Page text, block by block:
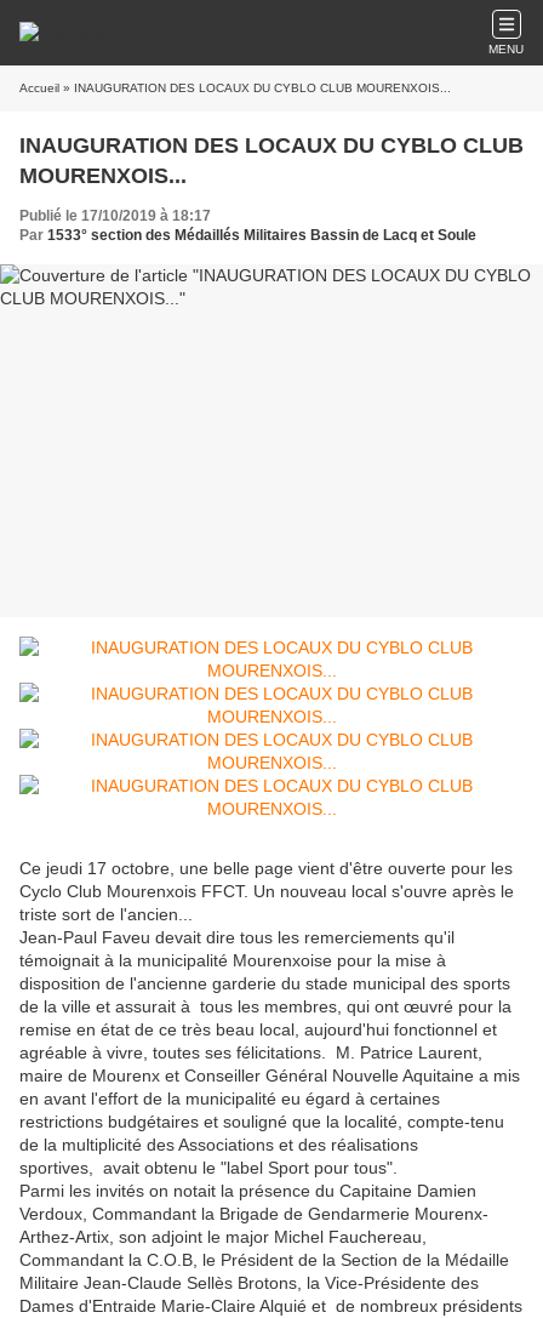
MENU
Accueil » INAUGURATION DES LOCAUX DU CYBLO CLUB MOURENXOIS...
INAUGURATION DES LOCAUX DU CYBLO CLUB
MOURENXOIS...
Publié le 17/10/2019 à 18:17
Par 1533° section des Médaillés Militaires Bassin de Lacq et Soule
Ce jeudi 17 octobre, une belle page vient d'être ouverte pour les
Cyclo Club Mourenxois FFCT. Un nouveau local s'ouvre après le
triste sort de l'ancien...
Jean-Paul Faveu devait dire tous les remerciements qu'il
témoignait à la municipalité Mourenxoise pour la mise à
disposition de l'ancienne garderie du stade municipal des sports
de la ville et assurait à tous les membres, qui ont œuvré pour la
remise en état de ce très beau local, aujourd'hui fonctionnel et
agréable à vivre, toutes ses félicitations. M. Patrice Laurent,
maire de Mourenx et Conseiller Général Nouvelle Aquitaine a mis
en avant l'effort de la municipalité eu égard à certaines
restrictions budgétaires et souligné que la localité, compte-tenu
de la multiplicité des Associations et des réalisations
sportives, avait obtenu le "label Sport pour tous".
Parmi les invités on notait la présence du Capitaine Damien
Verdoux, Commandant la Brigade de Gendarmerie Mourenx-
Arthez-Artix, son adjoint le major Michel Fauchereau,
Commandant la C.O.B, le Président de la Section de la Médaille
Militaire Jean-Claude Sellès Brotons, la Vice-Présidente des
Dames d'Entraide Marie-Claire Alquié et de nombreux présidents